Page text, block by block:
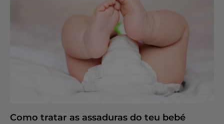
Como tratar as assaduras do teu bebé